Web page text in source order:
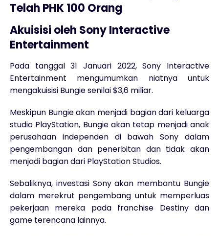
Akuisisi oleh Sony Interactive
Entertainment
Pada tanggal 31 Januari 2022, Sony Interactive
Entertainment mengumumkan niatnya untuk
mengakuisisi Bungie senilai $3,6 miliar.
Meskipun Bungie akan menjadi bagian dari keluarga
studio PlayStation, Bungie akan tetap menjadi anak
perusahaan independen di bawah Sony dalam
pengembangan dan penerbitan dan tidak akan
menjadi bagian dari PlayStation Studios.
Sebaliknya, investasi Sony akan membantu Bungie
dalam merekrut pengembang untuk memperluas
pekerjaan mereka pada franchise Destiny dan
game terencana lainnya.